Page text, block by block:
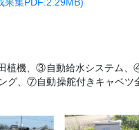
植機、③自動給水システム、
グ、⑦自動操舵付きキャベ